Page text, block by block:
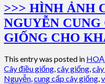
>>> HÌNH ẢNH
NGUYỄN
GIỐNG CHO
This entry was posted in
Cây điều giống,cây giống,
Nguyễn,cung cấp cây giống,